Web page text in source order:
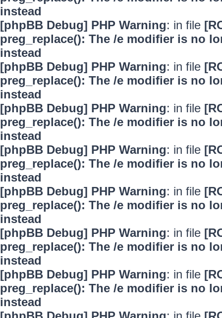
instead
[phpBB Debug] PHP Warning: in file
preg_replace(): The /e modifier is no
instead
[phpBB Debug] PHP Warning: in file
preg_replace(): The /e modifier is no
instead
[phpBB Debug] PHP Warning: in file
preg_replace(): The /e modifier is no
instead
[phpBB Debug] PHP Warning: in file
preg_replace(): The /e modifier is no
instead
[phpBB Debug] PHP Warning: in file
preg_replace(): The /e modifier is no
instead
[phpBB Debug] PHP Warning: in file
preg_replace(): The /e modifier is no
instead
[phpBB Debug] PHP Warning: in file
preg_replace(): The /e modifier is no
instead